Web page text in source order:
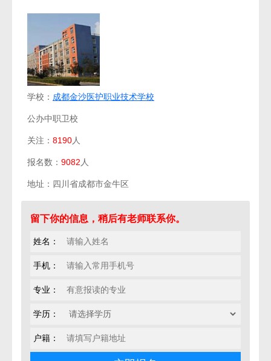
学校： 成都金沙医护职业技术学校
公办中职卫校
关注： 8190人
报名数： 9082 人
地址：四川省成都市金牛区
留下你的信息，稍后有老师联系你。
姓名：
手机：
专业：
学历：
户籍：